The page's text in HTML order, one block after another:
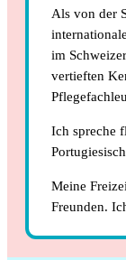
Als von der
im
vertieften
Ich spreche
Meine
Freunden.